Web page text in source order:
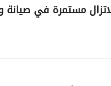
مستمرة في